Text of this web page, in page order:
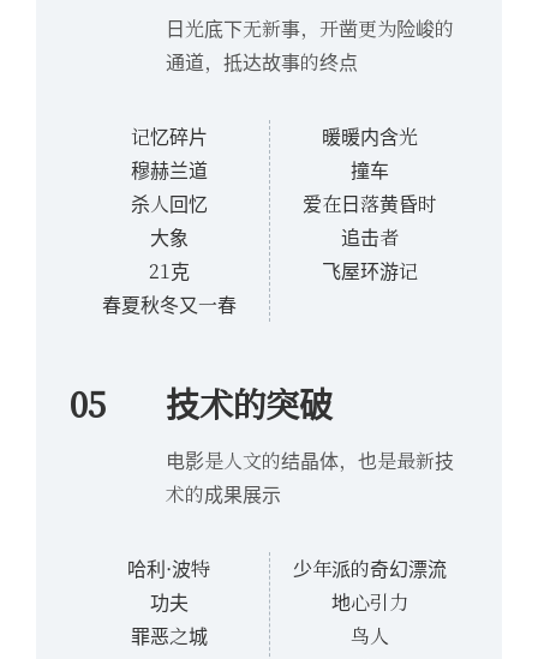
日光底下无新事，开凿更为险峻的
通道，抵达故事的终点
记忆碎片
穆赫兰道
杀人回忆
大象
21克
春夏秋冬又一春
暖暖内含光
撞车
爱在日落黄昏时
追击者
飞屋环游记
05 技术的突破
电影是人文的结晶体，也是最新技
术的成果展示
哈利·波特
功夫
罪恶之城
少年派的奇幻漂流
地心引力
鸟人